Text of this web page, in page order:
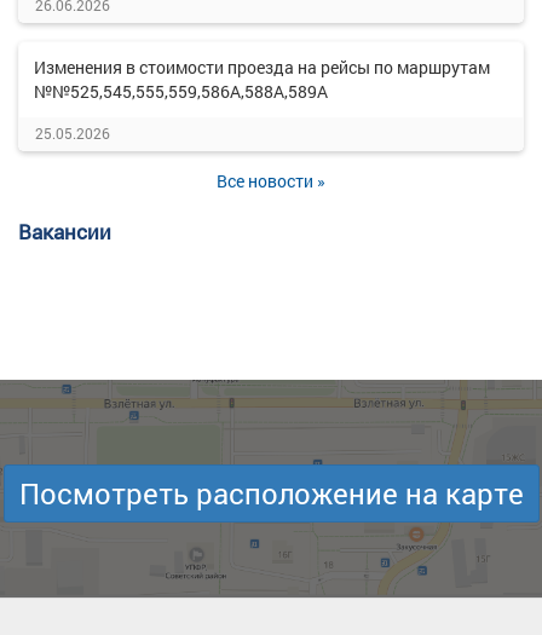
26.06.2026
Изменения в стоимости проезда на рейсы по маршрутам
№№525,545,555,559,586А,588А,589А
25.05.2026
Все новости »
Вакансии
Посмотреть расположение на карте